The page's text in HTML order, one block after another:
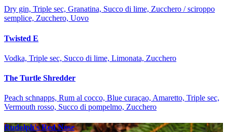
Dry gin, Triple sec, Granatina, Succo di lime, Zucchero / sciroppo
semplice, Zucchero, Uovo
Twisted E
Vodka, Triple sec, Succo di lime, Limonata, Zucchero
The Turtle Shredder
Peach schnapps, Rum al cocco, Blue curaçao, Amaretto, Triple sec,
Vermouth rosso, Succo di pompelmo, Zucchero
Rudolph's Red Nose